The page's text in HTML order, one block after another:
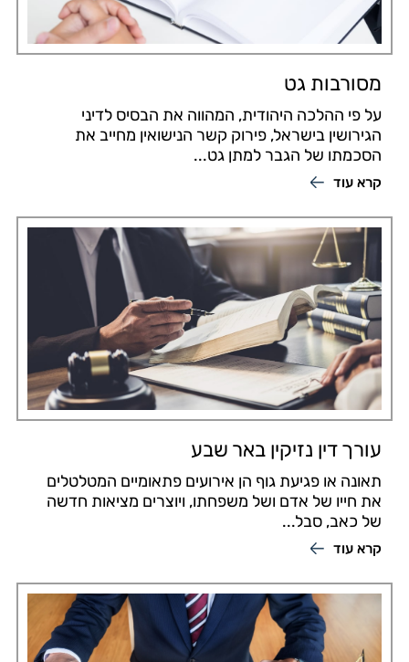
מסורבות גט
על פי ההלכה היהודית, המהווה את הבסיס לדיני
הגירושין בישראל, פירוק קשר הנישואין מחייב את
הסכמתו של הגבר למתן גט...
קרא עוד
עורך דין נזיקין באר שבע
תאונה או פגיעת גוף הן אירועים פתאומיים המטלטלים
את חייו של אדם ושל משפחתו, ויוצרים מציאות חדשה
של כאב, סבל...
קרא עוד